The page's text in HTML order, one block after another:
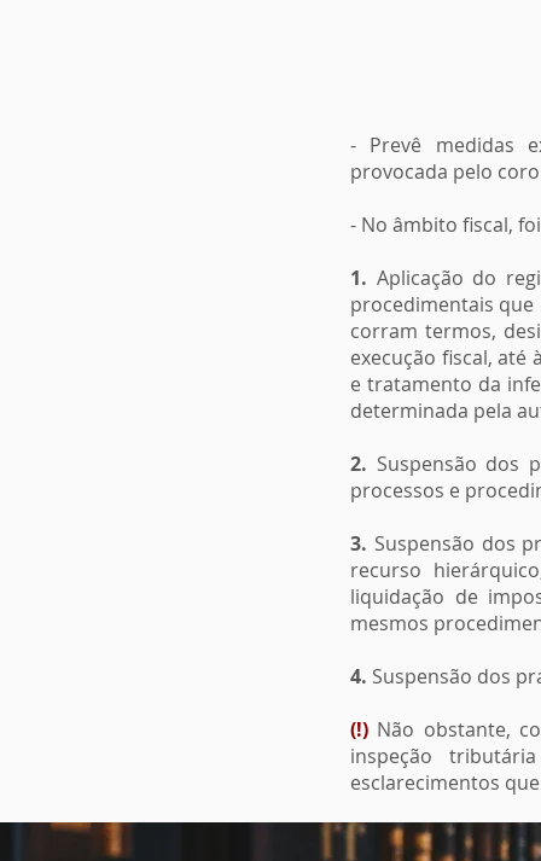
- Prevê medidas
provocada pelo
- No âmbito fiscal,
1. Aplicação do
procedimentais
corram termos,
execução fiscal, até
e tratamento da
determinada pela
2. Suspensão dos
processos e
3. Suspensão dos
recurso
liquidação de
mesmos
4. Suspensão dos
(!) Não obstante,
inspeção
esclarecimentos